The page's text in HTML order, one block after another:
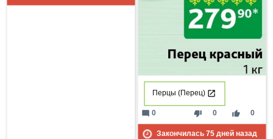
Перцы (Перец)
thumb_down 0 thumb_up 0
mode_comment 0
Закончилась 75дней назад